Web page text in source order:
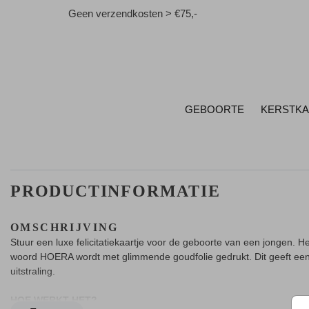
Geen verzendkosten > €75,-
GEBOORTE
PRODUCTINFORMATIE
OMSCHRIJVING
Stuur een luxe felicitatiekaartje voor de geboorte van een jongen.
woord HOERA wordt met glimmende goudfolie gedrukt. Dit geeft
uitstraling.